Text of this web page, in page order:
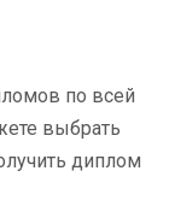
по всей
выбрать
диплом